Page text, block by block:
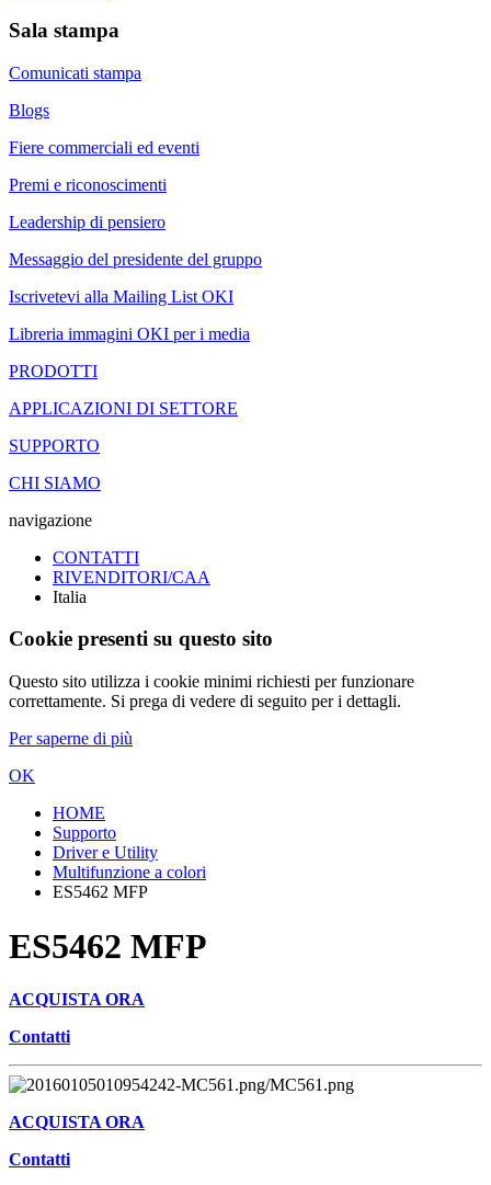
Sala stampa
Comunicati stampa
Blogs
Fiere commerciali ed eventi
Premi e riconoscimenti
Leadership di pensiero
Messaggio del presidente del gruppo
Iscrivetevi alla Mailing List OKI
Libreria immagini OKI per i media
PRODOTTI
APPLICAZIONI DI SETTORE
SUPPORTO
CHI SIAMO
navigazione
CONTATTI
RIVENDITORI/CAA
Italia
Cookie presenti su questo sito
Questo sito utilizza i cookie minimi richiesti per funzionare
correttamente. Si prega di vedere di seguito per i dettagli.
Per saperne di più
OK
HOME
Supporto
Driver e Utility
Multifunzione a colori
ES5462 MFP
ES5462 MFP
ACQUISTA ORA
Contatti
ACQUISTA ORA
Contatti